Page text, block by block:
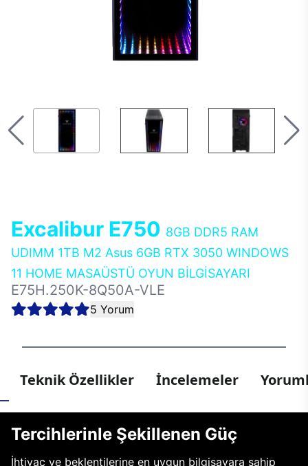
Excalibur E750 8GB DDR5 RAM
UDIMM 1TB M2 Asus 6GB RTX 3050 WINDOWS
11 HOME MASAÜSTÜ OYUN BİLGİSAYARI
E75H.250K-8Q50A-VLE
5 Yorum
Teknik Özellikler İncelemeler
Tercihlerinle Şekillenen Güç
İhtiyaç ve beklentilerine en uygun bilgisayara sahip